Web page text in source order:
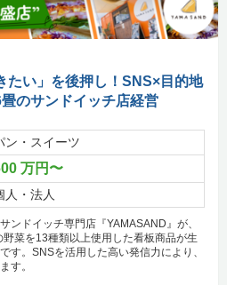
たい」を後押し！SNS×目的地
のサンドイッチ店経営
ン・スイーツ
万円〜
人・法人
ンドイッチ専門店『YAMASAND』が、
菜を13種類以上使用した看板商品が生
す。SNSを活用した高い発信力により、
す。